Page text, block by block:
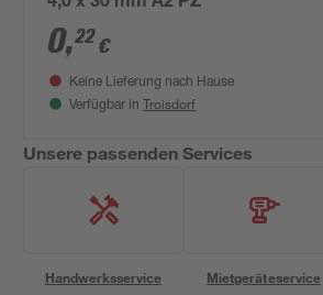
0,22€
Keine Lieferung nach Hause
Verfügbar in Troisdorf
Unsere passenden Services
Handwerksservice Mietgeräteservice